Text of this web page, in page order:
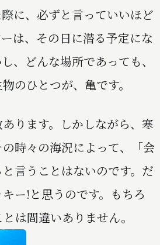
に、必ずと言っていいほど
は、その日に潜る予定にな
、どんな場所であっても、
のひとつが、亀です。
ります。しかしながら、寒
時々の海況によって、「会
言うことはないのです。だ
ー!と思うのです。もちろ
は間違いありません。